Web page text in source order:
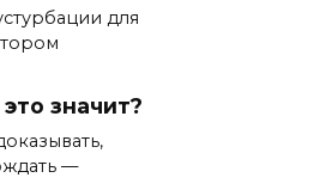
для
значит?
—